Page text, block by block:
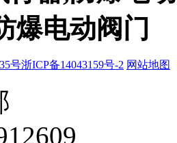
爆电动阀门
号浙ICP备14043159号-2 网站地图